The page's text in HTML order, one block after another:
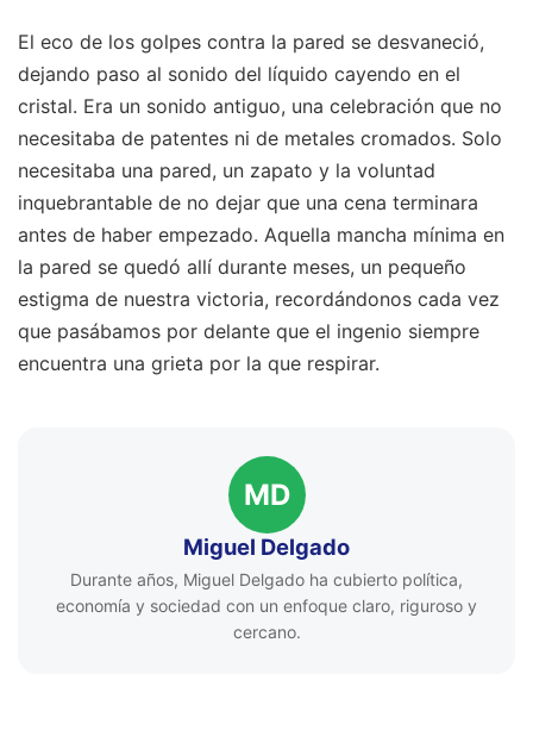
El eco de los golpes contra la pared se desvaneció,
dejando paso al sonido del líquido cayendo en el
cristal. Era un sonido antiguo, una celebración que no
necesitaba de patentes ni de metales cromados. Solo
necesitaba una pared, un zapato y la voluntad
inquebrantable de no dejar que una cena terminara
antes de haber empezado. Aquella mancha mínima en
la pared se quedó allí durante meses, un pequeño
estigma de nuestra victoria, recordándonos cada vez
que pasábamos por delante que el ingenio siempre
encuentra una grieta por la que respirar.
MD
Miguel Delgado
Durante años, Miguel Delgado ha cubierto política,
economía y sociedad con un enfoque claro, riguroso y
cercano.